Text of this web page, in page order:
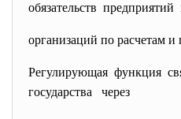
обязательств предприятий
организаций по расчетам и
Регулирующая функция
государства через